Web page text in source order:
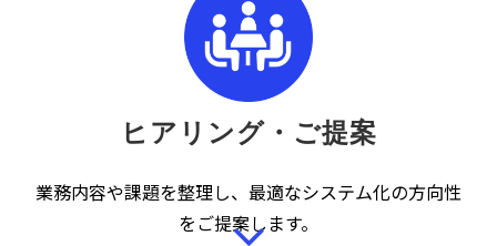
ヒアリング・ご提案
業務内容や課題を整理し、最適なシステム化の方向性
をご提案します。